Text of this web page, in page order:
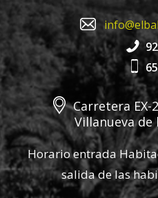
Carretera EX-
Villanueva de
Horario entrada
salida de las